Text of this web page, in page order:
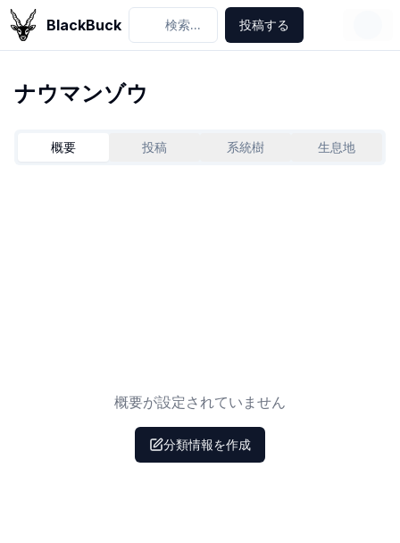
BlackBuck 検索... 投稿する
ナウマンゾウ
概要 投稿 系統樹 生息地
概要が設定されていません
分類情報を作成